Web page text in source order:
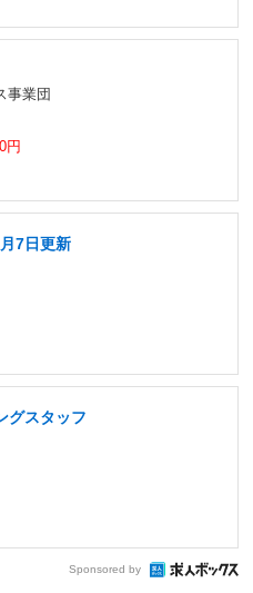
事業団
円
7日更新
グスタッフ
Sponsored by